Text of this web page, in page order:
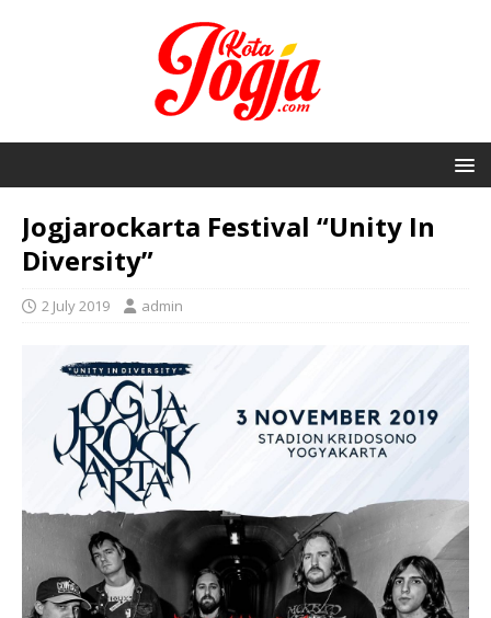
Jogjarockarta Festival “Unity In
Diversity”
2 July 2019 admin